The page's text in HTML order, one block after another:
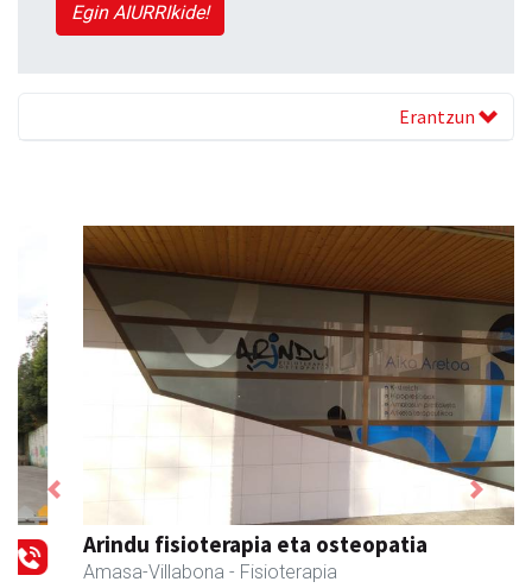
Egin AIURRIkide!
Erantzun
Arindu fisioterapia eta osteopatia
Amasa-Villabona - Fisioterapia
Previous Next